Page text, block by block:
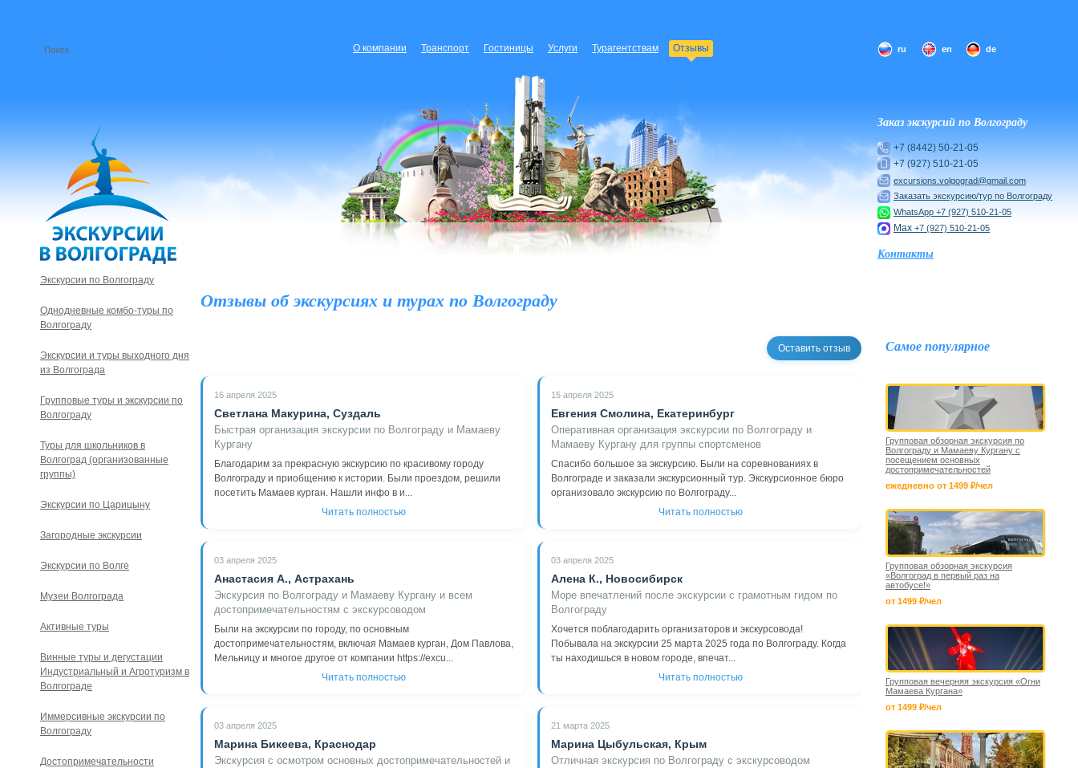
О компании Транспорт Гостиницы Услуги Турагентствам Отзывы ru en de
Заказ экскурсий по Волгограду
+7 (8442) 50-21-05
+7 (927) 510-21-05
excursions.volgograd@gmail.com
Заказать экскурсию/тур по Волгограду
WhatsApp +7 (927) 510-21-05
Max +7 (927) 510-21-05
Контакты
Отзывы об экскурсиях и турах по Волгограду
Оставить отзыв
16 апреля 2025
Светлана Макурина, Суздаль
Быстрая организация экскурсии по Волгограду и Мамаеву
Кургану
Благодарим за прекрасную экскурсию по красивому городу
Волгограду и приобщению к истории. Были проездом, решили
посетить Мамаев курган. Нашли инфо в и...
Читать полностью
15 апреля 2025
Евгения Смолина, Екатеринбург
Оперативная организация экскурсии по Волгограду и
Мамаеву Кургану для группы спортсменов
Спасибо большое за экскурсию. Были на соревнованиях в
Волгограде и заказали экскурсионный тур. Экскурсионное бюро
организовало экскурсию по Волгограду...
Читать полностью
03 апреля 2025
Анастасия А., Астрахань
Экскурсия по Волгограду и Мамаеву Кургану и всем
достопримечательностям с экскурсоводом
Были на экскурсии по городу, по основным
достопримечательностям, включая Мамаев курган, Дом Павлова,
Мельницу и многое другое от компании https://excu...
Читать полностью
03 апреля 2025
Алена К., Новосибирск
Море впечатлений после экскурсии с грамотным гидом по
Волгограду
Хочется поблагодарить организаторов и экскурсовода!
Побывала на экскурсии 25 марта 2025 года по Волгограду. Когда
ты находишься в новом городе, впечат...
Читать полностью
03 апреля 2025
Марина Бикеева, Краснодар
Экскурсия с осмотром основных достопримечательностей и
21 марта 2025
Марина Цыбульская, Крым
Отличная экскурсия по Волгограду с экскурсоводом
Экскурсии по Волгограду
Однодневные комбо-туры по
Волгограду
Экскурсии и туры выходного дня
из Волгограда
Групповые туры и экскурсии по
Волгограду
Туры для школьников в
Волгоград (организованные
группы)
Экскурсии по Царицыну
Загородные экскурсии
Экскурсии по Волге
Музеи Волгограда
Активные туры
Винные туры и дегустации
Индустриальный и Агротуризм в
Волгограде
Иммерсивные экскурсии по
Волгограду
Достопримечательности
Самое популярное
Групповая обзорная экскурсия по
Волгограду и Мамаеву Кургану с
посещением основных
достопримечательностей
ежедневно от 1499 ₽/чел
Групповая обзорная экскурсия
«Волгоград в первый раз на
автобусе!»
от 1499 ₽/чел
Групповая вечерняя экскурсия «Огни
Мамаева Кургана»
от 1499 ₽/чел